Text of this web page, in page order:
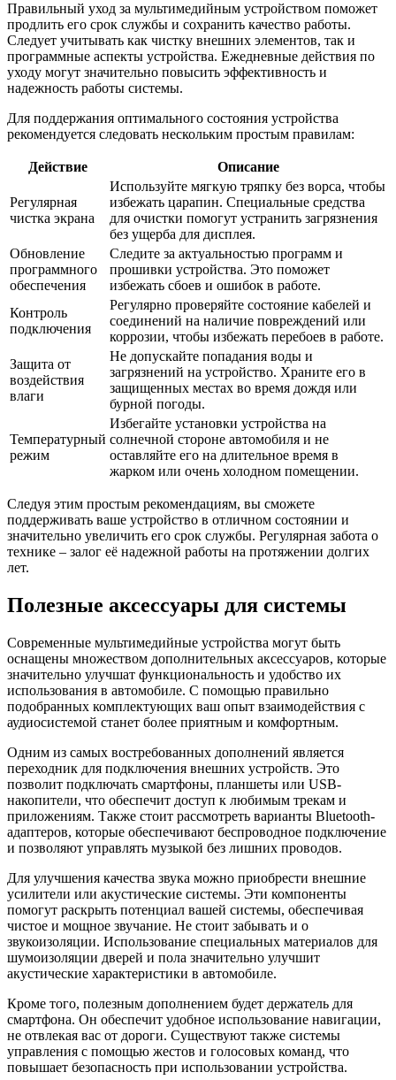
Правильный уход за мультимедийным устройством поможет
продлить его срок службы и сохранить качество работы.
Следует учитывать как чистку внешних элементов, так и
программные аспекты устройства. Ежедневные действия по
уходу могут значительно повысить эффективность и
надежность работы системы.
Для поддержания оптимального состояния устройства
рекомендуется следовать нескольким простым правилам:
Действие Описание
Регулярная
чистка экрана
Используйте мягкую тряпку без ворса, чтобы
избежать царапин. Специальные средства
для очистки помогут устранить загрязнения
без ущерба для дисплея.
Обновление
программного
обеспечения
Следите за актуальностью программ и
прошивки устройства. Это поможет
избежать сбоев и ошибок в работе.
Контроль
подключения
Регулярно проверяйте состояние кабелей и
соединений на наличие повреждений или
коррозии, чтобы избежать перебоев в работе.
Защита от
воздействия
влаги
Не допускайте попадания воды и
загрязнений на устройство. Храните его в
защищенных местах во время дождя или
бурной погоды.
Температурный
режим
Избегайте установки устройства на
солнечной стороне автомобиля и не
оставляйте его на длительное время в
жарком или очень холодном помещении.
Следуя этим простым рекомендациям, вы сможете
поддерживать ваше устройство в отличном состоянии и
значительно увеличить его срок службы. Регулярная забота о
технике – залог её надежной работы на протяжении долгих
лет.
Полезные аксессуары для системы
Современные мультимедийные устройства могут быть
оснащены множеством дополнительных аксессуаров, которые
значительно улучшат функциональность и удобство их
использования в автомобиле. С помощью правильно
подобранных комплектующих ваш опыт взаимодействия с
аудиосистемой станет более приятным и комфортным.
Одним из самых востребованных дополнений является
переходник для подключения внешних устройств. Это
позволит подключать смартфоны, планшеты или USB-
накопители, что обеспечит доступ к любимым трекам и
приложениям. Также стоит рассмотреть варианты Bluetooth-
адаптеров, которые обеспечивают беспроводное подключение
и позволяют управлять музыкой без лишних проводов.
Для улучшения качества звука можно приобрести внешние
усилители или акустические системы. Эти компоненты
помогут раскрыть потенциал вашей системы, обеспечивая
чистое и мощное звучание. Не стоит забывать и о
звукоизоляции. Использование специальных материалов для
шумоизоляции дверей и пола значительно улучшит
акустические характеристики в автомобиле.
Кроме того, полезным дополнением будет держатель для
смартфона. Он обеспечит удобное использование навигации,
не отвлекая вас от дороги. Существуют также системы
управления с помощью жестов и голосовых команд, что
повышает безопасность при использовании устройства.